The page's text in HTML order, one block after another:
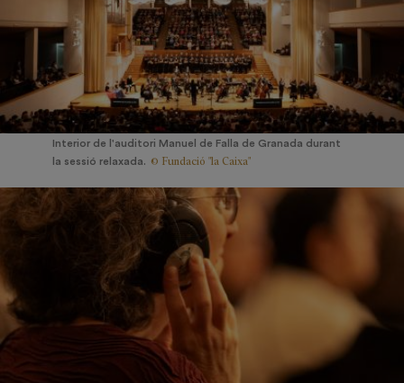
Interior de l'auditori Manuel de Falla de Granada durant
la sessió relaxada. © Fundació "la Caixa"